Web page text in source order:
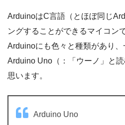
ArduinoはC言語（とほぼ同じ
ングすることができるマイコンで
Arduinoにも色々と種類があり
Arduino Uno（：「ウーノ」と
思います。
Arduino Uno